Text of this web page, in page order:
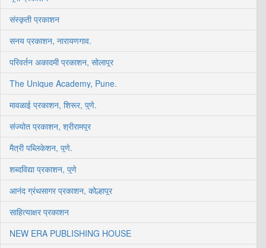
संस्कृती प्रकाशन
सनय प्रकाशन, नारायणगाव.
परिवर्तन अकादमी प्रकाशन, सोलापूर
The Unique Academy, Pune.
मावळाई प्रकाशन, शिरूर, पुणे.
संज्योत प्रकाशन, श्रीरामपूर
मैत्री पब्लिकेशन, पुणे.
शब्दविद्या प्रकाशन, पुणे
आनंद ग्रंथसागर प्रकाशन, कोल्हापूर
साहित्याक्षर प्रकाशन
NEW ERA PUBLISHING HOUSE